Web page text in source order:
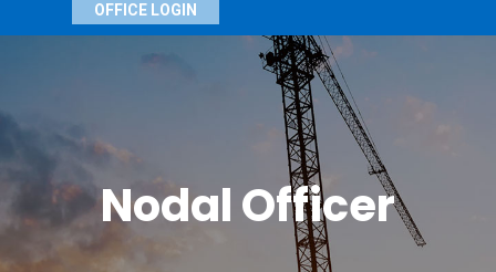
OFFICE LOGIN
Nodal Officer